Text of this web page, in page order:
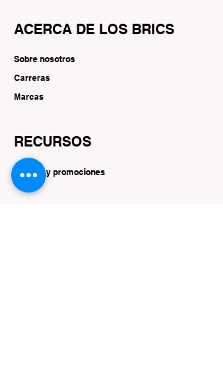
ACERCA DE LOS BRICS
Sobre nosotros
Carreras
Marcas
RECURSOS
Ofertas y promociones